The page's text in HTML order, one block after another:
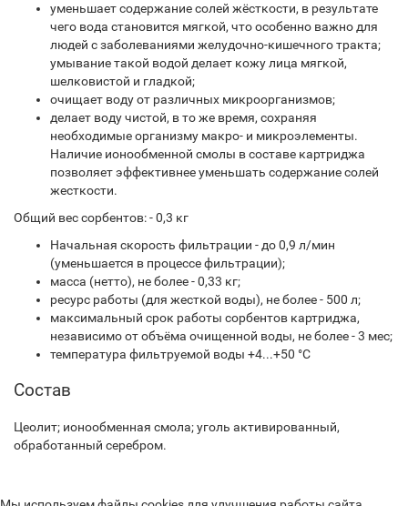
уменьшает содержание солей жёсткости, в результате
чего вода становится мягкой, что особенно важно для
людей с заболеваниями желудочно-кишечного тракта;
умывание такой водой делает кожу лица мягкой,
шелковистой и гладкой;
очищает воду от различных микроорганизмов;
делает воду чистой, в то же время, сохраняя
необходимые организму макро- и микроэлементы.
Наличие ионообменной смолы в составе картриджа
позволяет эффективнее уменьшать содержание солей
жесткости.
Общий вес сорбентов: - 0,3 кг
Начальная скорость фильтрации - до 0,9 л/мин
(уменьшается в процессе фильтрации);
масса (нетто), не более - 0,33 кг;
ресурс работы (для жесткой воды), не более - 500 л;
максимальный срок работы сорбентов картриджа,
независимо от объёма очищенной воды, не более - 3 мес;
температура фильтруемой воды +4...+50 °С
Состав
Цеолит; ионообменная смола; уголь активированный,
обработанный серебром.